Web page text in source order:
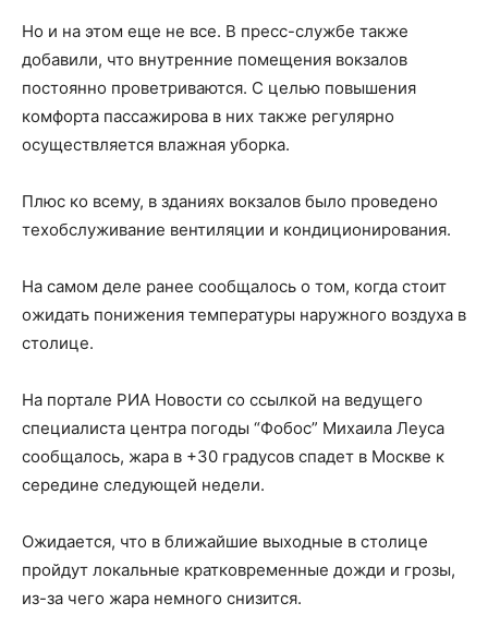
Но и на этом еще не все. В пресс-службе также
добавили, что внутренние помещения вокзалов
постоянно проветриваются. С целью повышения
комфорта пассажирова в них также регулярно
осуществляется влажная уборка.
Плюс ко всему, в зданиях вокзалов было проведено
техобслуживание вентиляции и кондиционирования.
На самом деле ранее сообщалось о том, когда стоит
ожидать понижения температуры наружного воздуха в
столице.
На портале РИА Новости со ссылкой на ведущего
специалиста центра погоды “Фобос” Михаила Леуса
сообщалось, жара в +30 градусов спадет в Москве к
середине следующей недели.
Ожидается, что в ближайшие выходные в столице
пройдут локальные кратковременные дожди и грозы,
из-за чего жара немного снизится.